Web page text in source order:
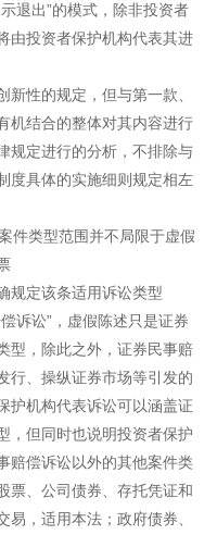
退出”的模式，除非投资者
由投资者保护机构代表其进
性的规定，但与第一款、
机结合的整体对其内容进行
规定进行的分析，不排除与
度具体的实施细则规定相左
件类型范围并不局限于虚假
规定该条适用诉讼类型
诉讼”，虚假陈述只是证券
型，除此之外，证券民事赔
行、操纵证券市场等引发的
护机构代表诉讼可以涵盖证
，但同时也说明投资者保护
赔偿诉讼以外的其他案件类
票、公司债券、存托凭证和
，适用本法；政府债券、